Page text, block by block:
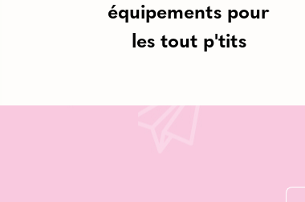
équipements pour
les tout p'tits